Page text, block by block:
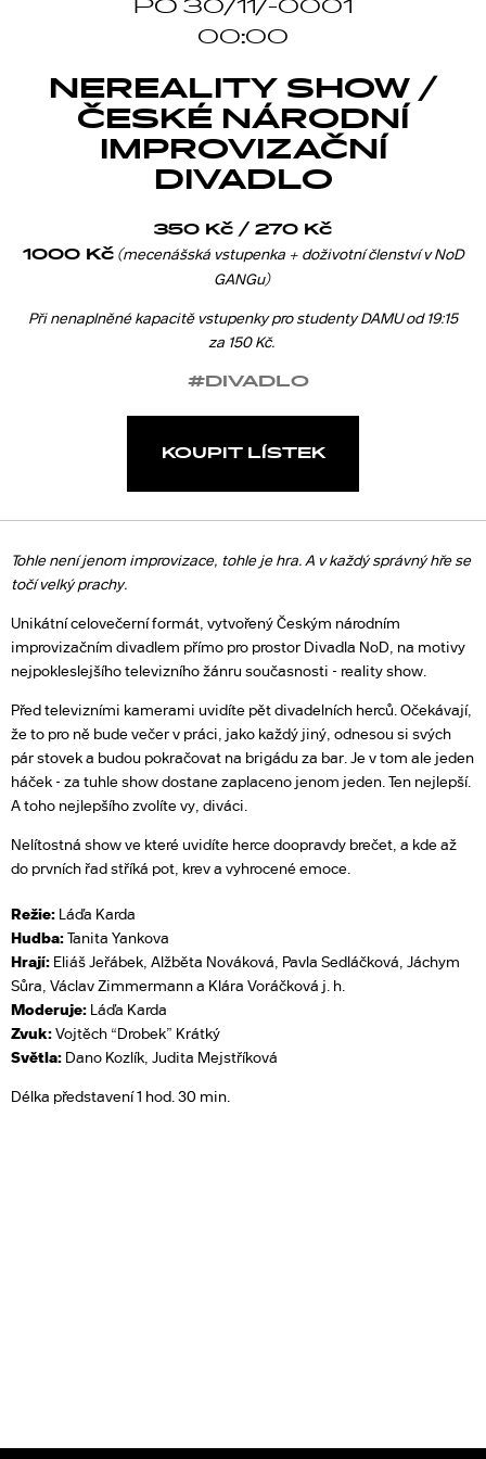
PO 30/11/-0001
00:00
NEREALITY SHOW /
ČESKÉ NÁRODNÍ
IMPROVIZAČNÍ
DIVADLO
350 Kč / 270 Kč
1000 Kč (mecenášská vstupenka + doživotní členství v NoD
GANGu)
Při nenaplněné kapacitě vstupenky pro studenty DAMU od 19:15
za 150 Kč.
#DIVADLO
KOUPIT LÍSTEK
Tohle není jenom improvizace, tohle je hra. A v každý správný hře se
točí velký prachy.
Unikátní celovečerní formát, vytvořený Českým národním
improvizačním divadlem přímo pro prostor Divadla NoD, na motivy
nejpokleslejšího televizního žánru současnosti - reality show.
Před televizními kamerami uvidíte pět divadelních herců. Očekávají,
že to pro ně bude večer v práci, jako každý jiný, odnesou si svých
pár stovek a budou pokračovat na brigádu za bar. Je v tom ale jeden
háček - za tuhle show dostane zaplaceno jenom jeden. Ten nejlepší.
A toho nejlepšího zvolíte vy, diváci.
Nelítostná show ve které uvidíte herce doopravdy brečet, a kde až
do prvních řad stříká pot, krev a vyhrocené emoce.
Režie: Láďa Karda
Hudba:Tanita Yankova
Hrají: Eliáš Jeřábek, Alžběta Nováková, Pavla Sedláčková, Jáchym
Sůra, Václav Zimmermann a Klára Voráčková j. h.
Moderuje: Láďa Karda
Zvuk:Vojtěch “Drobek” Krátký
Světla: Dano Kozlík, Judita Mejstříková
Délka představení 1 hod. 30 min.